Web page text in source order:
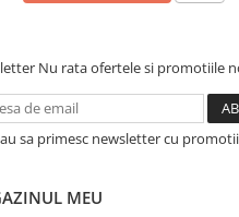
Nu rata ofertele si promotiile
sa primesc newsletter cu
MEU